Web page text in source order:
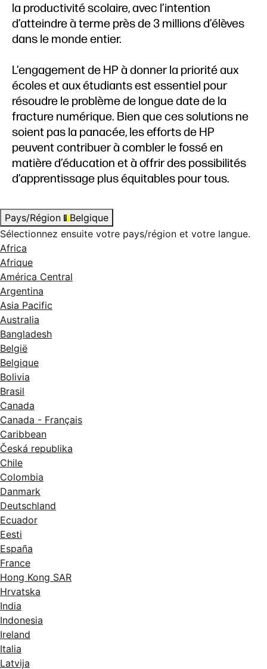
la productivité scolaire, avec l’intention
d’atteindre à terme près de 3 millions d’élèves
dans le monde entier.
L’engagement de HP à donner la priorité aux
écoles et aux étudiants est essentiel pour
résoudre le problème de longue date de la
fracture numérique. Bien que ces solutions ne
soient pas la panacée, les efforts de HP
peuvent contribuer à combler le fossé en
matière d’éducation et à offrir des possibilités
d’apprentissage plus équitables pour tous.
Pays/Région
Belgique
Sélectionnez ensuite votre pays/région et votre langue.
Africa
Afrique
América Central
Argentina
Asia Pacific
Australia
Bangladesh
België
Belgique
Bolivia
Brasil
Canada
Canada - Français
Caribbean
Česká republika
Chile
Colombia
Danmark
Deutschland
Ecuador
Eesti
España
France
Hong Kong SAR
Hrvatska
India
Indonesia
Ireland
Italia
Latvija